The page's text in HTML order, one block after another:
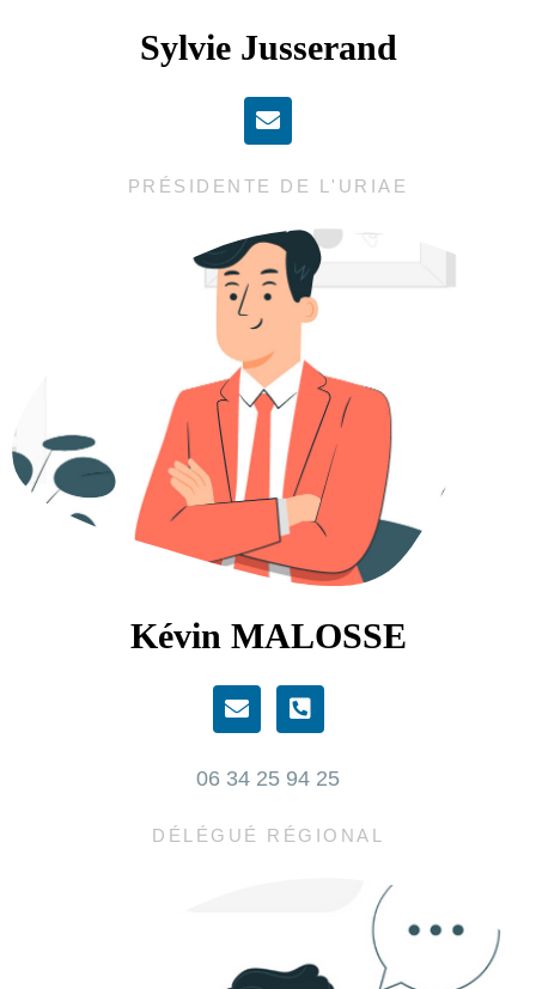
Sylvie Jusserand
PRÉSIDENTE DE L'URIAE
Kévin MALOSSE
06 34 25 94 25
DÉLÉGUÉ RÉGIONAL